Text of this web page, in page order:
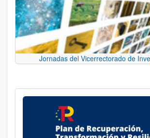
Jornadas del Vicerrectorado de